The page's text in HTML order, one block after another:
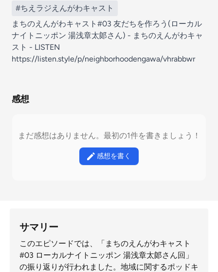
#ちえラジえんがわキャスト
まちのえんがわキャスト#03 友だちを作ろう(ローカル
ナイトニッポン 湯浅章太郞さん) - まちのえんがわキャ
スト - LISTEN
https://listen.style/p/neighborhoodengawa/vhrabbwr
感想
まだ感想はありません。最初の1件を書きましょう！
感想を書く
サマリー
このエピソードでは、「まちのえんがわキャスト
#03 ローカルナイトニッポン 湯浅章太郞さん回」
の振り返りが行われました。地域に関するポッドキ